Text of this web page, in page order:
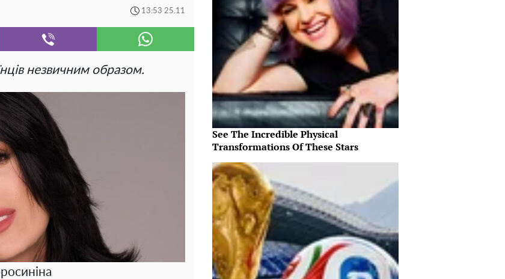
13:53 25.11
незвичним образом.
See The Incredible Physical
Transformations Of These Stars